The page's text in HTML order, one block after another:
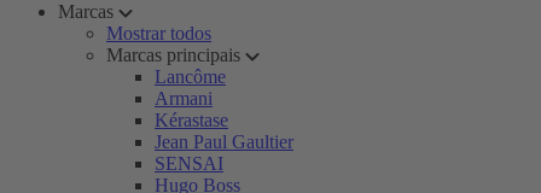
Marcas
Mostrar todos
Marcas principais
Lancôme
Armani
Kérastase
Jean Paul Gaultier
SENSAI
Hugo Boss